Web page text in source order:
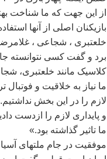
از اين جهت که ما شناخت
بازيکنان اصلی از آنها
خلعتبری ، شجاعی ، غلامرضا
برد و گفت کسی نتوانسته
کلاسيک مانند خلعتبری،
ما نياز به خلاقيت و فوتبال
لازم را در اين بخش
و پايداری لازم را ازدست
ما تاثير گذاشته بود.»
موفقيت در جام ملتهای